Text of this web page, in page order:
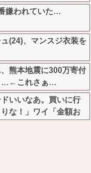
嫌われていた…
(24)、マンスジ衣装を
熊本地震に300万寄付
…←これさぁ…
いいなあ。買いに行
な！」ワイ「金額お